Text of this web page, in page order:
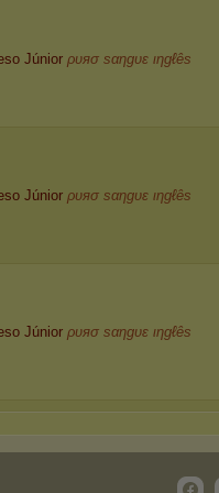
Júnior ρυяσ sαηgυε ιηgℓês
Júnior ρυяσ sαηgυε ιηgℓês
Júnior ρυяσ sαηgυε ιηgℓês